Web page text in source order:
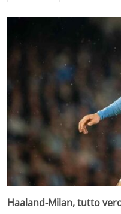
Haaland-Milan, tutto